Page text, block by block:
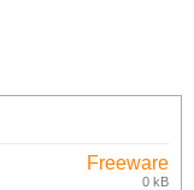
Freeware
0 kB